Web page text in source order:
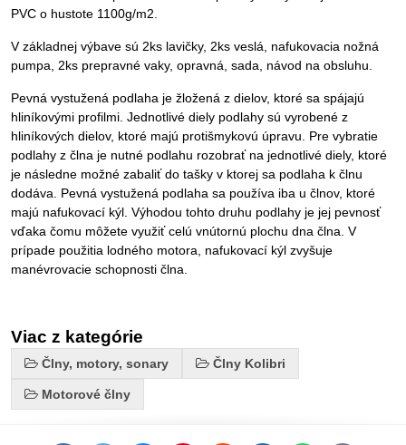
PVC o hustote 1100g/m2.
V základnej výbave sú 2ks lavičky, 2ks veslá, nafukovacia nožná
pumpa, 2ks prepravné vaky, opravná, sada, návod na obsluhu.
Pevná vystužená podlaha je žložená z dielov, ktoré sa spájajú
hliníkovými profilmi. Jednotlivé diely podlahy sú vyrobené z
hliníkových dielov, ktoré majú protišmykovú úpravu. Pre vybratie
podlahy z člna je nutné podlahu rozobrať na jednotlivé diely, ktoré
je následne možné zabaliť do tašky v ktorej sa podlaha k člnu
dodáva. Pevná vystužená podlaha sa používa iba u člnov, ktoré
majú nafukovací kýl. Výhodou tohto druhu podlahy je jej pevnosť
vďaka čomu môžete využiť celú vnútornú plochu dna člna. V
prípade použitia lodného motora, nafukovací kýl zvyšuje
manévrovacie schopnosti člna.
Viac z kategórie
Člny, motory, sonary Člny Kolibri
Motorové člny